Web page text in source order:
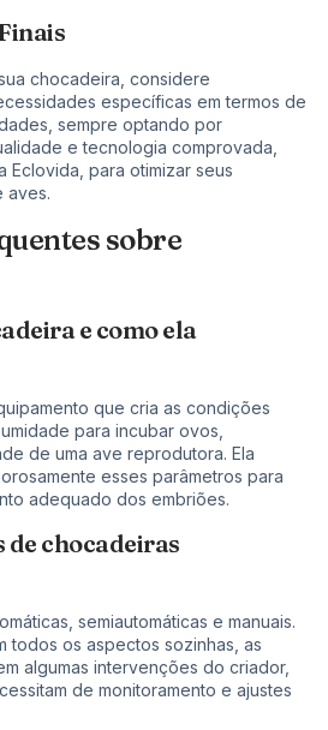
chocadeira, considere
específicas em termos de
sempre optando por
e tecnologia comprovada,
para otimizar seus
aves.
sobre
e como ela
que cria as condições
para incubar ovos,
de uma ave reprodutora. Ela
esses parâmetros para
adequado dos embriões.
de chocadeiras
semiautomáticas e manuais.
todos os aspectos sozinhas, as
algumas intervenções do criador,
de monitoramento e ajustes